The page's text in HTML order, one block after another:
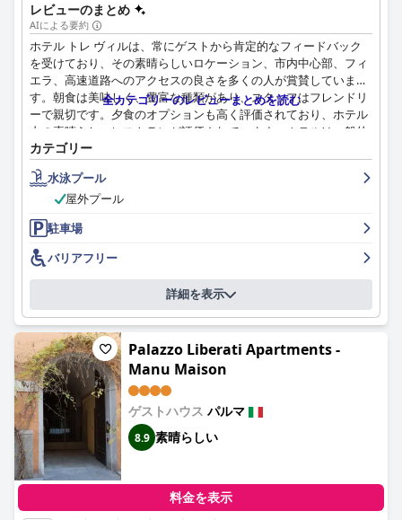
シナ マリア ルイジアは、機能的なスペースと便利なアメニティ
（空港送迎サービスや親切な受付スタッフなど）を備えているた
め、ビジネス旅行者にも好評です。客室はサイズがやや限られて
いるかもしれませんが、宿泊施設は一般的に快適で、ビジネスニ
ーズに適しています。
要約すると、シナ マリア ルイジアは、便利な快適な滞在を提供
することに優れており、際立った清潔さと歓迎的なスタッフが特
徴です。朝食の提供内容と客室の家具を少し改善することで、全
体的な体験が向上し、4つ星の期待に完全に応えることができる
でしょう。
リラックスした宿泊を提供するように設計されており、観光客や
プライベートなグループの受け入れに適しています。パルマ市の
見本市会場からわずか6kmで、高速道路の出口からも簡単にアク
セスできます。パルマは古くからの有名な都市で、最近ユネスコ
の「食の創造都市」賞を受賞し、芸術と文化、会議とビジネスの
間の卓越性と機会の交差点を象徴しています。
レビューのまとめ
AIによる要約
ホテル トレ ヴィルは、常にゲストから肯定的なフィードバック
を受けており、その素晴らしいロケーション、市内中心部、フィ
エラ、高速道路へのアクセスの良さを多くの人が賞賛していま
す。朝食は美味しく、豊富な種類があり、スタッフはフレンドリ
ーで親切です。夕食のオプションも高く評価されており、ホテル
内の素晴らしいレストランが評価されています。ホテルは一般的
に清潔で手入れが行き届いており、広々とした清潔な客室があり
ます。スタッフはフレンドリーで、プロフェッショナルで、誠実
で、親切であると評されており、多くの人がゲストの滞在を特別
なものにするために尽力しています。無料の敷地内駐車場は便利
で安全です。ベッドについて賛否両論の意見を持つゲストもいま
すが、全体として、ホテル トレ ヴィルは快適で歓迎的な滞在先
です。
全カテゴリーのレビューまとめを読む
カテゴリー
水泳プール
屋外プール
駐車場
バリアフリー
詳細を表示
Palazzo Liberati Apartments -
Manu Maison
ゲストハウス パルマ
8.9 素晴らしい
料金を表示